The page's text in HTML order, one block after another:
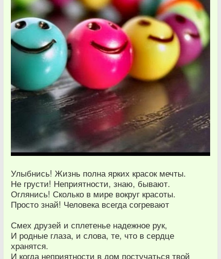
Улыбнись! Жизнь полна ярких красок мечты.
Не грусти! Неприятности, знаю, бывают.
Оглянись! Сколько в мире вокруг красоты.
Просто знай! Человека всегда согревают
Смех друзей и сплетенье надежное рук,
И родные глаза, и слова, те, что в сердце
хранятся.
И когда неприятности в дом постучаться твой